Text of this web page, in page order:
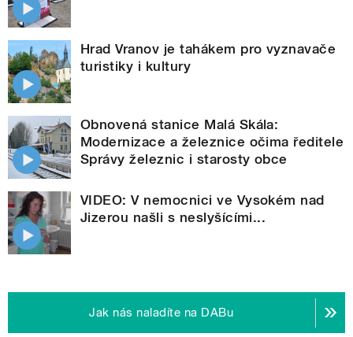
Hrad Vranov je tahákem pro vyznavače
turistiky i kultury
Obnovená stanice Malá Skála:
Modernizace a železnice očima ředitele
Správy železnic i starosty obce
VIDEO: V nemocnici ve Vysokém nad
Jizerou našli s neslyšícími...
Jak nás naladíte na DABu